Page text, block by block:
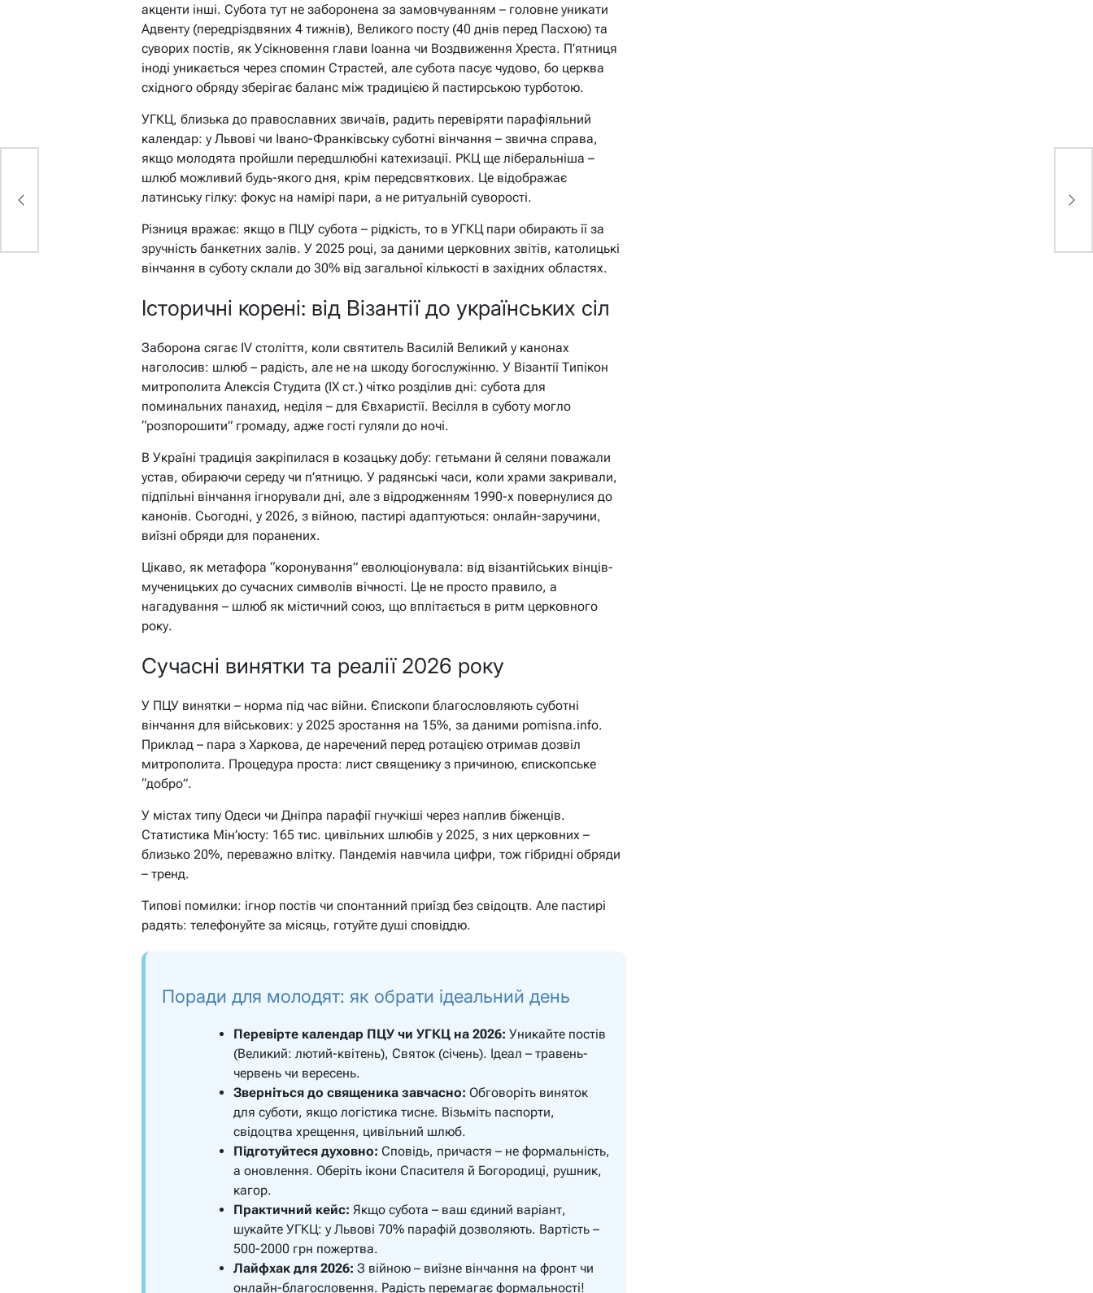
акценти інші. Субота тут не заборонена за замовчуванням – головне уникати
Адвенту (передріздвяних 4 тижнів), Великого посту (40 днів перед Пасхою) та
суворих постів, як Усікновення глави Іоанна чи Воздвиження Хреста. П’ятниця
іноді уникається через спомин Страстей, але субота пасує чудово, бо церква
східного обряду зберігає баланс між традицією й пастирською турботою.
УГКЦ, близька до православних звичаїв, радить перевіряти парафіяльний
календар: у Львові чи Івано-Франківську суботні вінчання – звична справа,
якщо молодята пройшли передшлюбні катехизації. РКЦ ще ліберальніша –
шлюб можливий будь-якого дня, крім передсвяткових. Це відображає
латинську гілку: фокус на намірі пари, а не ритуальній суворості.
Різниця вражає: якщо в ПЦУ субота – рідкість, то в УГКЦ пари обирають її за
зручність банкетних залів. У 2025 році, за даними церковних звітів, католицькі
вінчання в суботу склали до 30% від загальної кількості в західних областях.
Історичні корені: від Візантії до українських сіл
Заборона сягає IV століття, коли святитель Василій Великий у канонах
наголосив: шлюб – радість, але не на шкоду богослужінню. У Візантії Типікон
митрополита Алексія Студита (IX ст.) чітко розділив дні: субота для
поминальних панахид, неділя – для Євхаристії. Весілля в суботу могло
“розпорошити” громаду, адже гості гуляли до ночі.
В Україні традиція закріпилася в козацьку добу: гетьмани й селяни поважали
устав, обираючи середу чи п’ятницю. У радянські часи, коли храми закривали,
підпільні вінчання ігнорували дні, але з відродженням 1990-х повернулися до
канонів. Сьогодні, у 2026, з війною, пастирі адаптуються: онлайн-заручини,
виїзні обряди для поранених.
Цікаво, як метафора “коронування” еволюціонувала: від візантійських вінців-
мученицьких до сучасних символів вічності. Це не просто правило, а
нагадування – шлюб як містичний союз, що вплітається в ритм церковного
року.
Сучасні винятки та реалії 2026 року
У ПЦУ винятки – норма під час війни. Єпископи благословляють суботні
вінчання для військових: у 2025 зростання на 15%, за даними pomisna.info.
Приклад – пара з Харкова, де наречений перед ротацією отримав дозвіл
митрополита. Процедура проста: лист священику з причиною, єпископське
“добро”.
У містах типу Одеси чи Дніпра парафії гнучкіші через наплив біженців.
Статистика Мін’юсту: 165 тис. цивільних шлюбів у 2025, з них церковних –
близько 20%, переважно влітку. Пандемія навчила цифри, тож гібридні обряди
– тренд.
Типові помилки: ігнор постів чи спонтанний приїзд без свідоцтв. Але пастирі
радять: телефонуйте за місяць, готуйте душі сповіддю.
Поради для молодят: як обрати ідеальний день
Перевірте календар ПЦУ чи УГКЦ на 2026: Уникайте постів
(Великий: лютий-квітень), Святок (січень). Ідеал – травень-
червень чи вересень.
Зверніться до священика завчасно: Обговоріть виняток
для суботи, якщо логістика тисне. Візьміть паспорти,
свідоцтва хрещення, цивільний шлюб.
Підготуйтеся духовно: Сповідь, причастя – не формальність,
а оновлення. Оберіть ікони Спасителя й Богородиці, рушник,
кагор.
Практичний кейс: Якщо субота – ваш єдиний варіант,
шукайте УГКЦ: у Львові 70% парафій дозволяють. Вартість –
500-2000 грн пожертва.
Лайфхак для 2026: З війною – виїзне вінчання на фронт чи
онлайн-благословення. Радість перемагає формальності!